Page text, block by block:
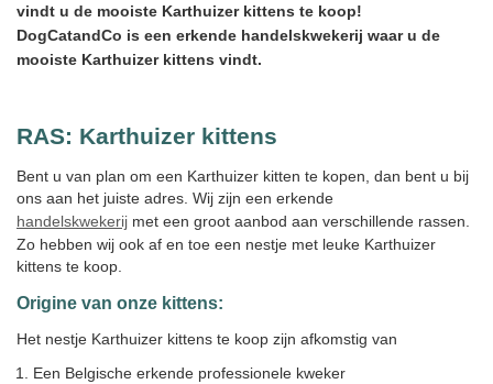
vindt u de mooiste Karthuizer kittens te koop!
DogCatandCo is een erkende handelskwekerij waar u de
mooiste Karthuizer kittens vindt.
RAS: Karthuizer kittens
Bent u van plan om een Karthuizer kitten te kopen, dan bent u bij
ons aan het juiste adres. Wij zijn een erkende
handelskwekerij met een groot aanbod aan verschillende rassen.
Zo hebben wij ook af en toe een nestje met leuke Karthuizer
kittens te koop.
Origine van onze kittens:
Het nestje Karthuizer kittens te koop zijn afkomstig van
Een Belgische erkende professionele kweker